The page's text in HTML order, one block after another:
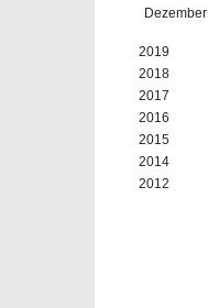
Dezember
2019
2018
2017
2016
2015
2014
2012